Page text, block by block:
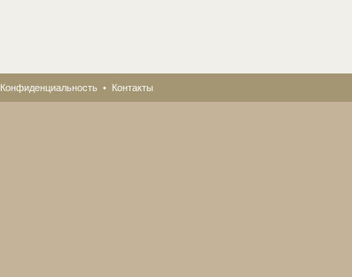
Конфиденциальность • Контакты